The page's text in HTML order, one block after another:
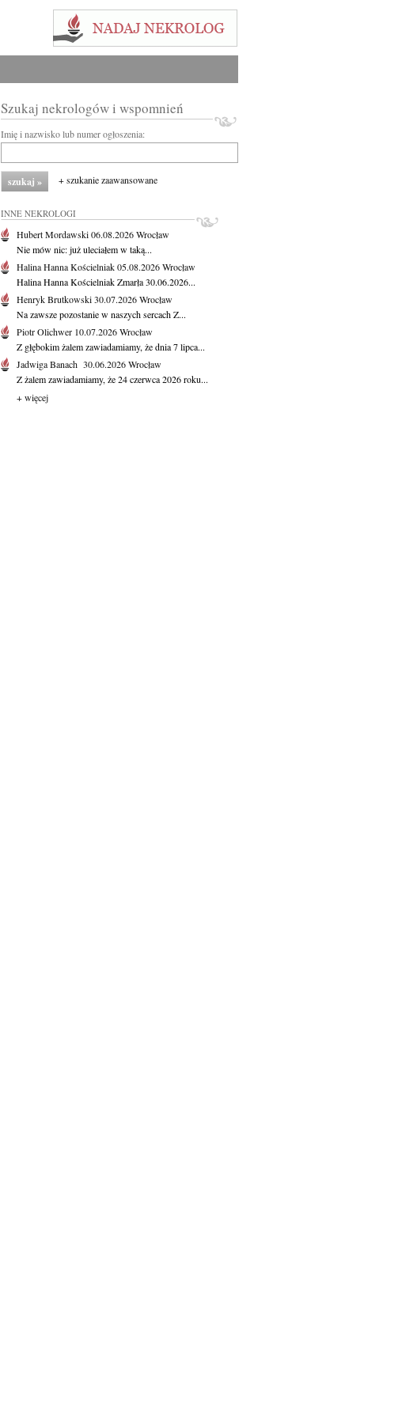
Szukaj nekrologów i wspomnień
Imię i nazwisko lub numer ogłoszenia:
+ szukanie zaawansowane
INNE NEKROLOGI
Hubert Mordawski06.08.2026Wrocław
Nie mów nic: już uleciałem w taką...
Halina Hanna Kościelniak05.08.2026Wrocław
Halina Hanna Kościelniak Zmarła 30.06.2026...
Henryk Brutkowski30.07.2026Wrocław
Na zawsze pozostanie w naszych sercach Z...
Piotr Olichwer 10.07.2026Wrocław
Z głębokim żalem zawiadamiamy, że dnia 7 lipca...
Jadwiga Banach 30.06.2026Wrocław
Z żalem zawiadamiamy, że 24 czerwca 2026 roku...
+ więcej